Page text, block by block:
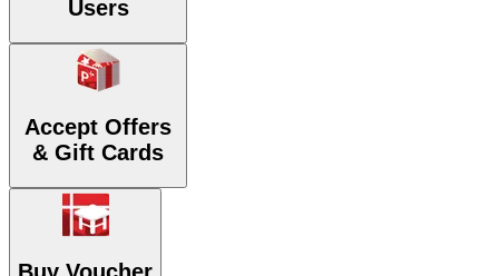
Users
Accept Offers
& Gift Cards